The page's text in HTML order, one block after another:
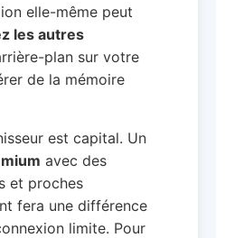
elle-même peut
les autres
plan sur votre
de la mémoire
est capital. Un
avec des
et proches
fera une différence
limite. Pour